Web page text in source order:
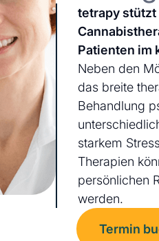
tetrapy
Patienten im
Neben den
das breite
Behandlung
starkem
Therapien
persönlichen
werden.
Termin